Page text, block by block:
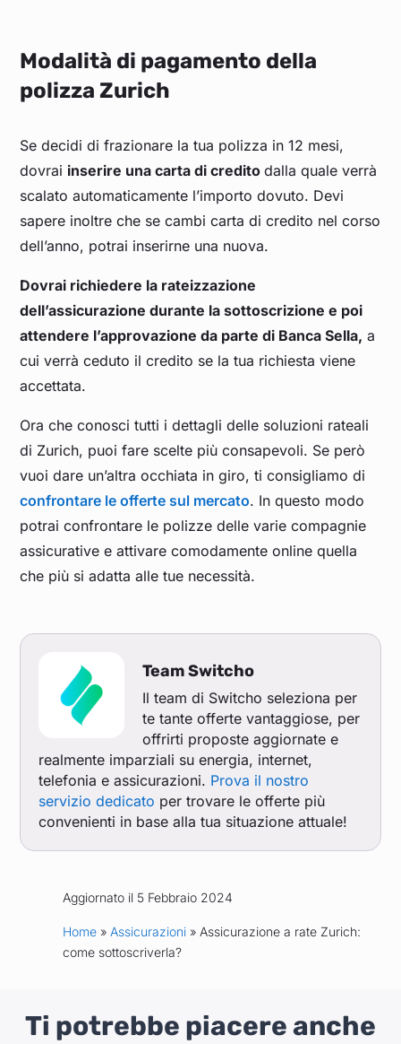
Modalità di pagamento della
polizza Zurich
Se decidi di frazionare la tua polizza in 12 mesi,
dovrai inserire una carta di creditodalla quale verrà
scalato automaticamente l’importo dovuto. Devi
sapere inoltre che se cambi carta di credito nel corso
dell’anno, potrai inserirne una nuova.
Dovrai richiedere la rateizzazione
dell’assicurazione durante la sottoscrizione e poi
attendere l’approvazione da parte di Banca Sella, a
cui verrà ceduto il credito se la tua richiesta viene
accettata.
Ora che conosci tutti i dettagli delle soluzioni rateali
di Zurich, puoi fare scelte più consapevoli. Se però
vuoi dare un’altra occhiata in giro, ti consigliamo di
confrontare le offerte sul mercato. In questo modo
potrai confrontare le polizze delle varie compagnie
assicurative e attivare comodamente online quella
che più si adatta alle tue necessità.
Team Switcho
Il team di Switcho seleziona per
te tante offerte vantaggiose, per
offrirti proposte aggiornate e
realmente imparziali su energia, internet,
telefonia e assicurazioni. Prova il nostro
servizio dedicato per trovare le offerte più
convenienti in base alla tua situazione attuale!
Aggiornato il 5 Febbraio 2024
Home» Assicurazioni» Assicurazione a rate Zurich:
come sottoscriverla?
Ti potrebbe piacere anche